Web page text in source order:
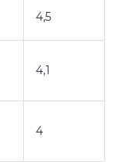
4,5
4,1
4